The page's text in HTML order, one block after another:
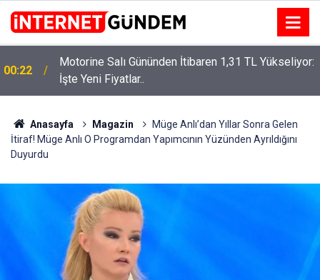
00:22
Motorine Salı Gününden İtibaren 1,31 TL Yükseliyor:
İşte Yeni Fiyatlar..
Anasayfa Magazin
Müge Anlı’dan Yıllar Sonra Gelen
İtiraf! Müge Anlı O Programdan Yapımcının Yüzünden Ayrıldığını
Duyurdu